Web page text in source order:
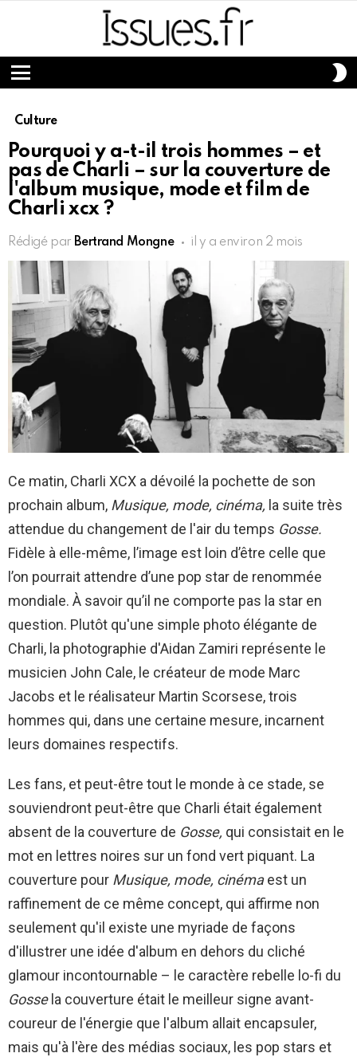
Menu
Culture
Pourquoi y a-t-il trois hommes – et
pas de Charli – sur la couverture de
l'album musique, mode et film de
Charli xcx ?
Rédigé par Bertrand Mongne il y a environ 2 mois
Ce matin, Charli XCX a dévoilé la pochette de son
prochain album, Musique, mode, cinéma, la suite très
attendue du changement de l'air du temps Gosse.
Fidèle à elle-même, l’image est loin d’être celle que
l’on pourrait attendre d’une pop star de renommée
mondiale. À savoir qu’il ne comporte pas la star en
question. Plutôt qu'une simple photo élégante de
Charli, la photographie d'Aidan Zamiri représente le
musicien John Cale, le créateur de mode Marc
Jacobs et le réalisateur Martin Scorsese, trois
hommes qui, dans une certaine mesure, incarnent
leurs domaines respectifs.
Les fans, et peut-être tout le monde à ce stade, se
souviendront peut-être que Charli était également
absent de la couverture de Gosse, qui consistait en le
mot en lettres noires sur un fond vert piquant. La
couverture pour Musique, mode, cinémaest un
raffinement de ce même concept, qui affirme non
seulement qu'il existe une myriade de façons
d'illustrer une idée d'album en dehors du cliché
glamour incontournable – le caractère rebelle lo-fi du
Gossela couverture était le meilleur signe avant-
coureur de l'énergie que l'album allait encapsuler,
mais qu'à l'ère des médias sociaux, les pop stars et